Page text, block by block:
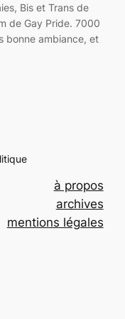
Bis et Trans de
de Gay Pride. 7000
bonne ambiance, et
à propos
archives
mentions légales